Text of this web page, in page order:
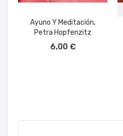
Ayuno Y Meditación,
Petra Hopfenzitz
6,00 €